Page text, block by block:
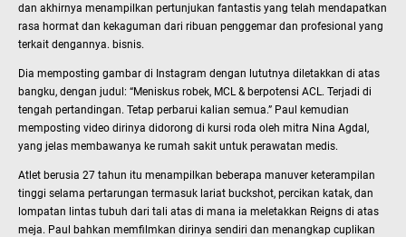
dan akhirnya menampilkan pertunjukan fantastis yang telah mendapatkan
rasa hormat dan kekaguman dari ribuan penggemar dan profesional yang
terkait dengannya. bisnis.
Dia memposting gambar di Instagram dengan lututnya diletakkan di atas
bangku, dengan judul: “Meniskus robek, MCL & berpotensi ACL. Terjadi di
tengah pertandingan. Tetap perbarui kalian semua.” Paul kemudian
memposting video dirinya didorong di kursi roda oleh mitra Nina Agdal,
yang jelas membawanya ke rumah sakit untuk perawatan medis.
Atlet berusia 27 tahun itu menampilkan beberapa manuver keterampilan
tinggi selama pertarungan termasuk lariat buckshot, percikan katak, dan
lompatan lintas tubuh dari tali atas di mana ia meletakkan Reigns di atas
meja. Paul bahkan memfilmkan dirinya sendiri dan menangkap cuplikan